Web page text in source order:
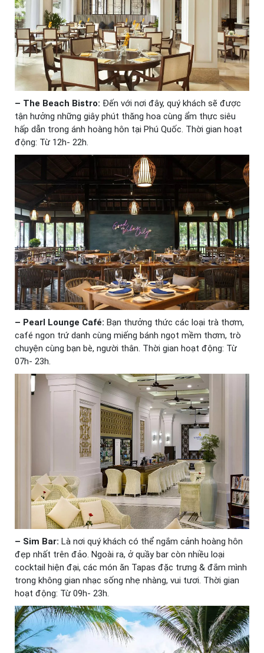
– The Beach Bistro: Đến với nơi đây, quý khách sẽ được
tận hưởng những giây phút thăng hoa cùng ẩm thực siêu
hấp dẫn trong ánh hoàng hôn tại Phú Quốc. Thời gian hoạt
động: Từ 12h- 22h.
– Pearl Lounge Café: Bạn thưởng thức các loại trà thơm,
café ngon trứ danh cùng miếng bánh ngọt mềm thơm, trò
chuyện cùng bạn bè, người thân. Thời gian hoạt động: Từ
07h- 23h.
– Sim Bar: Là nơi quý khách có thể ngắm cảnh hoàng hôn
đẹp nhất trên đảo. Ngoài ra, ở quầy bar còn nhiều loại
cocktail hiện đại, các món ăn Tapas đặc trưng & đắm mình
trong không gian nhạc sống nhẹ nhàng, vui tươi. Thời gian
hoạt động: Từ 09h- 23h.